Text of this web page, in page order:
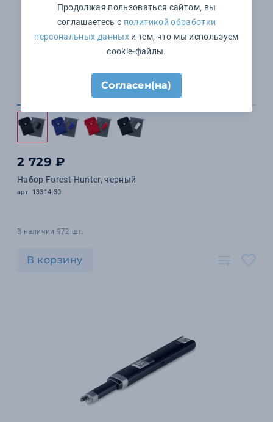
2 729 ₽
Набор Forest Hunter, черный
арт. 13314.30
В наличии 972 шт.
В корзину
Продолжая пользоваться сайтом, вы
соглашаетесь с политикой обработки
персональных данныхи тем, что мы используем
cookie-файлы.
Согласен(на)